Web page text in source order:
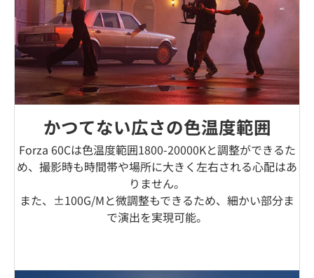
かつてない広さの色温度範囲
Forza 60Cは色温度範囲1800-20000Kと調整ができるた
め、撮影時も時間帯や場所に大きく左右される心配はあ
りません。
また、±100G/Mと微調整もできるため、細かい部分ま
で演出を実現可能。